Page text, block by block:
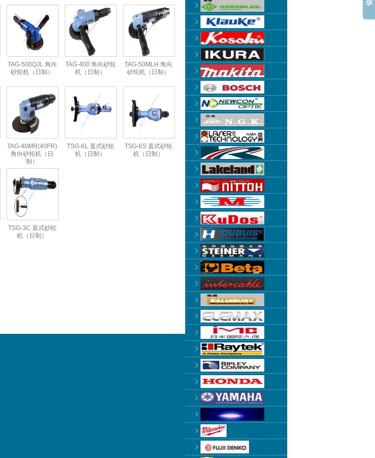
TAG-500QJL 角向
砂轮机（日制）
TAG-400 角向砂轮
机（日制）
TAG-50MLH 角向
砂轮机（日制）
TAG-40MR(40FR)
角向砂轮机（日
制）
TSG-6L 直式砂轮
机（日制）
TSG-6S 直式砂轮
机（日制）
TSG-3C 直式砂轮
机（日制）